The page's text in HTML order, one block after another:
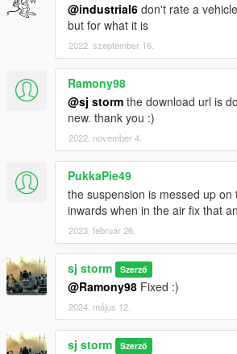
@industrial6 don't rate a
but for what it is
2022. szeptember 16.
Ramony98
@sj storm the download url is
new. thank you :)
2022. november 4.
PukkaPie49
the suspension is messed up
inwards when in the air fix that
2023. február 26.
sj storm Szerző
@Ramony98 Fixed :)
2024. május 12.
sj storm Szerző